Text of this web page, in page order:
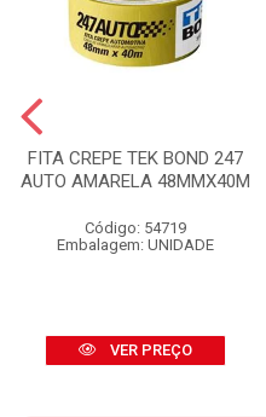
FITA CREPE TEK BOND 247
AUTO AMARELA 48MMX40M
Código: 54719
Embalagem: UNIDADE
VER PREÇO